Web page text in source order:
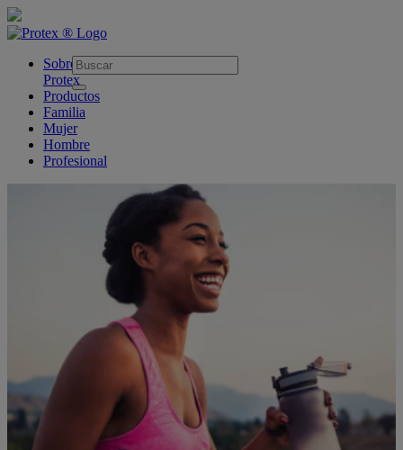
skipt to main content
Sobre
Protex
Productos
Familia
Mujer
Hombre
Profesional